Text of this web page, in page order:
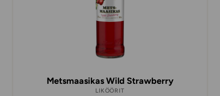
Metsmaasikas Wild Strawberry
LIKÖÖRIT